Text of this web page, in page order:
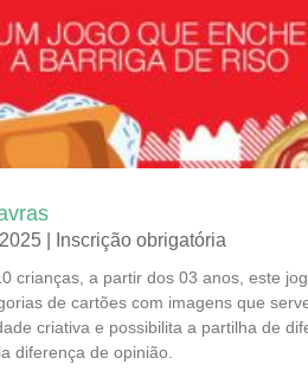
| Inscrição obrigatória
crianças, a partir dos 03 anos, este
de cartões com imagens que
criativa e possibilita a partilha de
diferença de opinião.